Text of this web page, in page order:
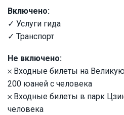
Включено:
✓ Услуги гида
✓ Транспорт
Не включено:
𐄂 Входные билеты на
200 юаней с человека
𐄂 Входные билеты в парк
человека